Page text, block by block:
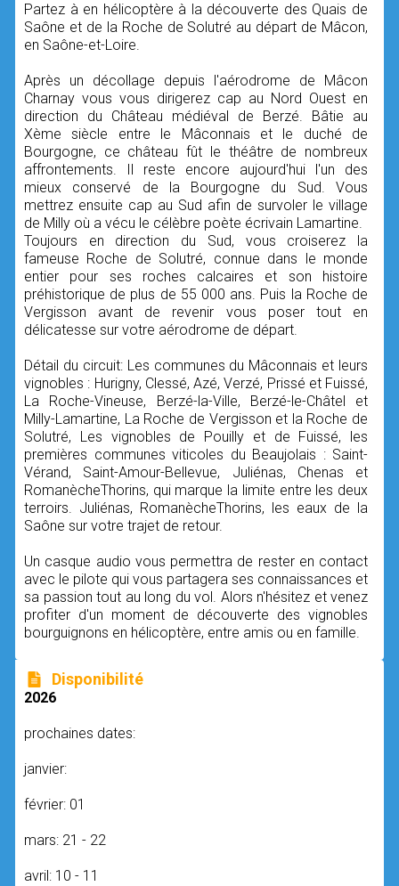
Partez à en hélicoptère à la découverte des Quais de
Saône et de la Roche de Solutré au départ de Mâcon,
en Saône-et-Loire.
Après un décollage depuis l'aérodrome de Mâcon
Charnay vous vous dirigerez cap au Nord Ouest en
direction du Château médiéval de Berzé. Bâtie au
Xème siècle entre le Mâconnais et le duché de
Bourgogne, ce château fût le théâtre de nombreux
affrontements. Il reste encore aujourd'hui l'un des
mieux conservé de la Bourgogne du Sud. Vous
mettrez ensuite cap au Sud afin de survoler le village
de Milly où a vécu le célèbre poète écrivain Lamartine.
Toujours en direction du Sud, vous croiserez la
fameuse Roche de Solutré, connue dans le monde
entier pour ses roches calcaires et son histoire
préhistorique de plus de 55 000 ans. Puis la Roche de
Vergisson avant de revenir vous poser tout en
délicatesse sur votre aérodrome de départ.
Détail du circuit: Les communes du Mâconnais et leurs
vignobles : Hurigny, Clessé, Azé, Verzé, Prissé et Fuissé,
La Roche-Vineuse, Berzé-la-Ville, Berzé-le-Châtel et
Milly-Lamartine, La Roche de Vergisson et la Roche de
Solutré, Les vignobles de Pouilly et de Fuissé, les
premières communes viticoles du Beaujolais : Saint-
Vérand, Saint-Amour-Bellevue, Juliénas, Chenas et
RomanècheThorins, qui marque la limite entre les deux
terroirs. Juliénas, RomanècheThorins, les eaux de la
Saône sur votre trajet de retour.
Un casque audio vous permettra de rester en contact
avec le pilote qui vous partagera ses connaissances et
sa passion tout au long du vol. Alors n'hésitez et venez
profiter d'un moment de découverte des vignobles
bourguignons en hélicoptère, entre amis ou en famille.
Disponibilité
2026
prochaines dates:
janvier:
février: 01
mars: 21 - 22
avril: 10 - 11